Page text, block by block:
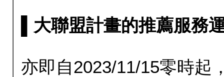
▌大聯盟計畫的推薦服務
亦即自2023/11/15零時起